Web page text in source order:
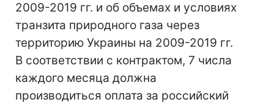
2009-2019 гг. и об объемах и условиях
транзита природного газа через
территорию Украины на 2009-2019 гг.
В соответствии с контрактом, 7 числа
каждого месяца должна
производиться оплата за российский